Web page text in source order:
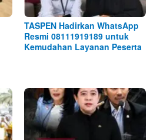
TASPEN Hadirkan WhatsApp
Resmi 08111919189 untuk
Kemudahan Layanan Peserta